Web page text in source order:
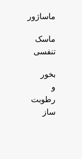
ماساژور
ماسک
تنفسی
بخور
و
رطوبت
ساز